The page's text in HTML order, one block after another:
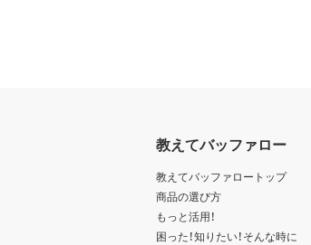
教えてバッファロー
教えてバッファロートップ
商品の選び方
もっと活用！
困った！知りたい！そんな時に